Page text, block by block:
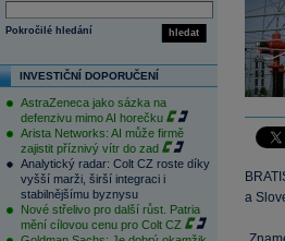
hledat
Pokročilé hledání
INVESTIČNÍ DOPORUČENÍ
AstraZeneca jako sázka na
defenzivu mimo AI horečku
Arista Networks: AI může firmě
zajistit příznivý vítr do zad
Analytický radar: Colt CZ roste díky
vyšší marži, širší integraci i
stabilnějšímu byznysu
Nové střelivo pro další růst. Patria
mění cílovou cenu pro Colt CZ
a